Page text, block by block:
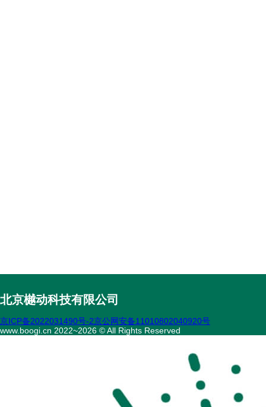
北京樾动科技有限公司
京ICP备2022031490号-2京公网安备11010802040920号
www.boogi.cn 2022~2026 © All Rights Reserved